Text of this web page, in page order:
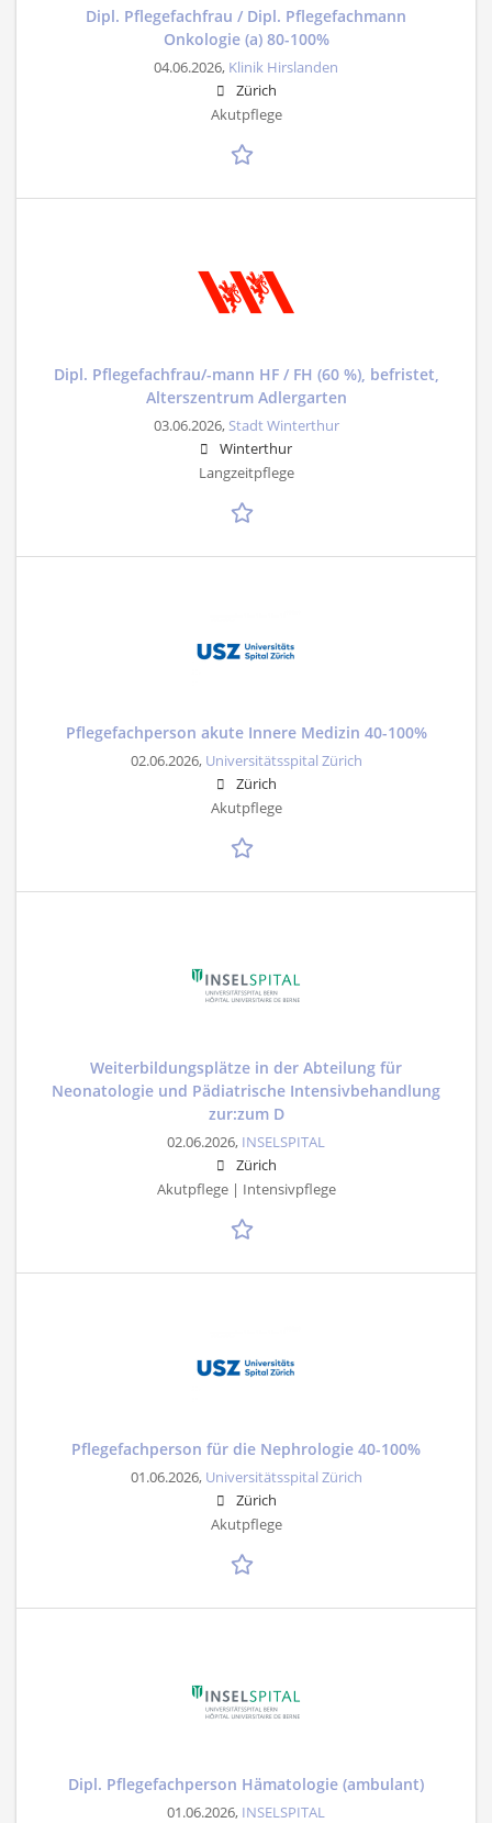
Dipl. Pflegefachfrau / Dipl. Pflegefachmann
Onkologie (a) 80-100%
04.06.2026, Klinik Hirslanden
Zürich
Akutpflege
Dipl. Pflegefachfrau/-mann HF / FH (60 %), befristet,
Alterszentrum Adlergarten
03.06.2026, Stadt Winterthur
Winterthur
Langzeitpflege
Pflegefachperson akute Innere Medizin 40-100%
02.06.2026, Universitätsspital Zürich
Zürich
Akutpflege
Weiterbildungsplätze in der Abteilung für
Neonatologie und Pädiatrische Intensivbehandlung
zur:zum D
02.06.2026, INSELSPITAL
Zürich
Akutpflege | Intensivpflege
Pflegefachperson für die Nephrologie 40-100%
01.06.2026, Universitätsspital Zürich
Zürich
Akutpflege
Dipl. Pflegefachperson Hämatologie (ambulant)
01.06.2026, INSELSPITAL